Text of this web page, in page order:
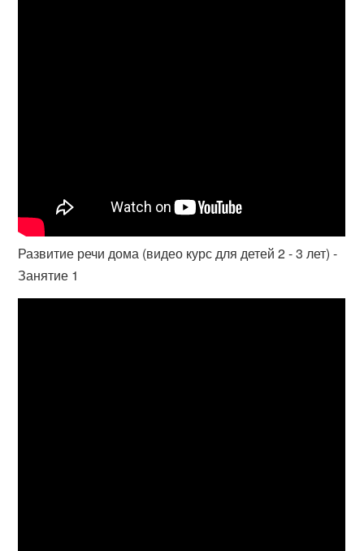
Развитие речи дома (видео курс для детей 2 - 3 лет) -
Занятие 1